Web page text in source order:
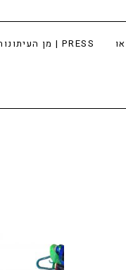
מן העיתונות | PRESS